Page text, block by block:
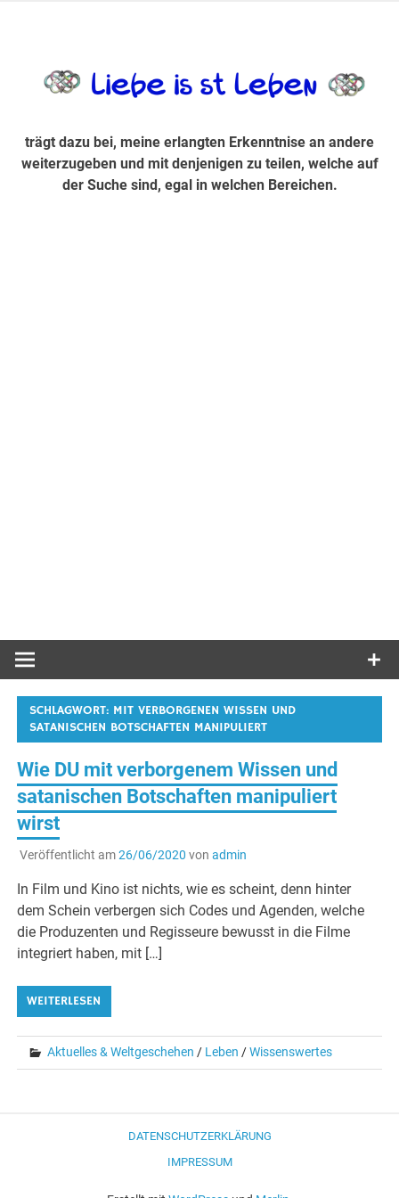
Suche sind, egal in welchen Bereichen.
trägt dazu bei, meine erlangten Erkenntnise an andere
weiterzugeben und mit denjenigen zu teilen, welche auf
der Suche sind, egal in welchen Bereichen.
SCHLAGWORT: MIT VERBORGENEN WISSEN UND
SATANISCHEN BOTSCHAFTEN MANIPULIERT
Wie DU mit verborgenem Wissen und
satanischen Botschaften manipuliert
wirst
Veröffentlicht am26/06/2020 von admin
In Film und Kino ist nichts, wie es scheint, denn hinter
dem Schein verbergen sich Codes und Agenden, welche
die Produzenten und Regisseure bewusst in die Filme
integriert haben, mit […]
WEITERLESEN
Aktuelles & Weltgeschehen / Leben /Wissenswertes
DATENSCHUTZERKLÄRUNG
IMPRESSUM